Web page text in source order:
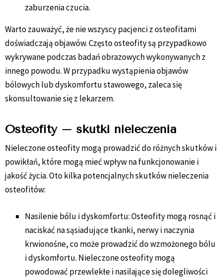
zaburzenia czucia.
Warto zauważyć, że nie wszyscy pacjenci z osteofitami
doświadczają objawów. Często osteofity są przypadkowo
wykrywane podczas badań obrazowych wykonywanych z
innego powodu. W przypadku wystąpienia objawów
bólowych lub dyskomfortu stawowego, zaleca się
skonsultowanie się z lekarzem.
Osteofity – skutki nieleczenia
Nieleczone osteofity mogą prowadzić do różnych skutków i
powikłań, które mogą mieć wpływ na funkcjonowanie i
jakość życia. Oto kilka potencjalnych skutków nieleczenia
osteofitów:
Nasilenie bólu i dyskomfortu: Osteofity mogą rosnąć i
naciskać na sąsiadujące tkanki, nerwy i naczynia
krwionośne, co może prowadzić do wzmożonego bólu
i dyskomfortu. Nieleczone osteofity mogą
powodować przewlekłe i nasilające się dolegliwości